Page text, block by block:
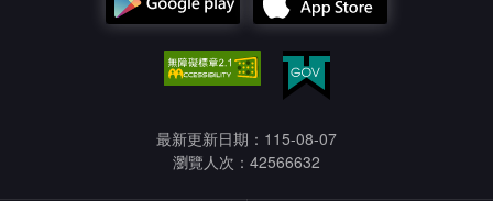
最新更新日期：115-08-07
瀏覽人次：42566632